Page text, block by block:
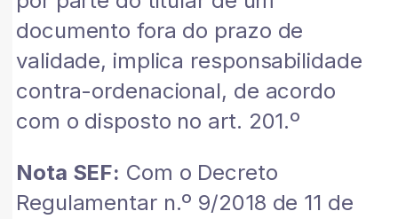
documento fora do prazo de
validade, implica responsabilidade
contra-ordenacional, de acordo
com o disposto no art. 201.º
Nota SEF: Com o Decreto
Regulamentar n.º 9/2018 de 11 de